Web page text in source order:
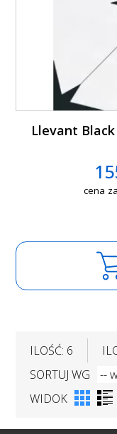
Llevant
cena
ILOŚĆ: 6
SORTUJ WG
WIDOK